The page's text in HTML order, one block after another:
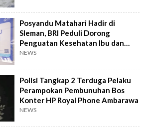
Posyandu Matahari Hadir di
Sleman, BRI Peduli Dorong
Penguatan Kesehatan Ibu dan
Anak
NEWS
Polisi Tangkap 2 Terduga Pelaku
Perampokan Pembunuhan Bos
Konter HP Royal Phone Ambarawa
NEWS